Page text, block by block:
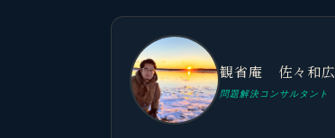
観省庵 佐々和広
問題解決コンサルタント